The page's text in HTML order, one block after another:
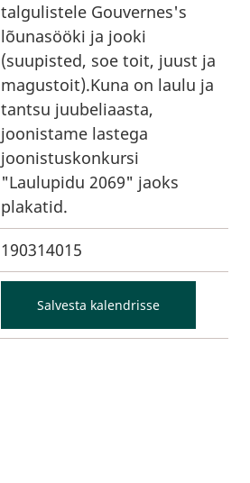
talgulistele Gouvernes's
lõunasööki ja jooki
(suupisted, soe toit, juust ja
magustoit).Kuna on laulu ja
tantsu juubeliaasta,
joonistame lastega
joonistuskonkursi
"Laulupidu 2069" jaoks
plakatid.
190314015
Salvesta kalendrisse